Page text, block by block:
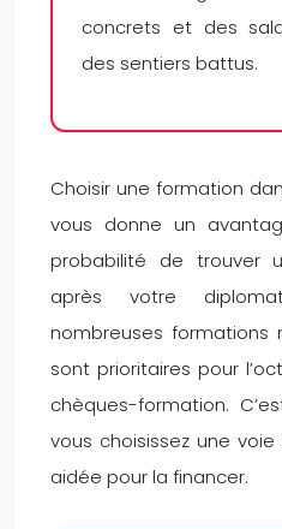
concrets et des
des sentiers battus.
Choisir une formation
vous donne un
probabilité de trouver
après votre
nombreuses
sont prioritaires pour
chèques-formation.
vous choisissez une
aidée pour la financer.